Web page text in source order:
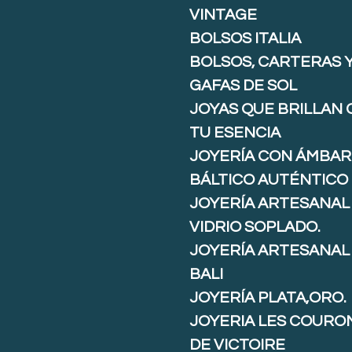
VINTAGE
BOLSOS ITALIA
BOLSOS, CARTERAS
GAFAS DE SOL
JOYAS QUE BRILLAN
TU ESENCIA
JOYERÍA CON ÁMBAR
BÁLTICO AUTÉNTICO
JOYERÍA ARTESANAL
VIDRIO SOPLADO.
JOYERÍA ARTESANAL
BALI
JOYERÍA PLATA,ORO.
JOYERIA LES
DE VICTOIRE